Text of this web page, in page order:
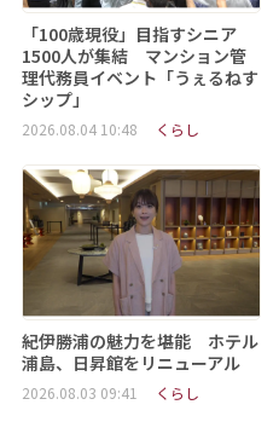
「100歳現役」目指すシニア
1500人が集結 マンション管
理代務員イベント「うぇるねす
シップ」
2026.08.04 10:48 くらし
紀伊勝浦の魅力を堪能 ホテル
浦島、日昇館をリニューアル
2026.08.03 09:41 くらし